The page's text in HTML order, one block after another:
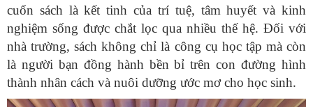
cuốn sách là kết tinh của trí tuệ, tâm huyết và kinh
nghiệm sống được chắt lọc qua nhiều thế hệ. Đối với
nhà trường, sách không chỉ là công cụ học tập mà còn
là người bạn đồng hành bền bỉ trên con đường hình
thành nhân cách và nuôi dưỡng ước mơ cho học sinh.